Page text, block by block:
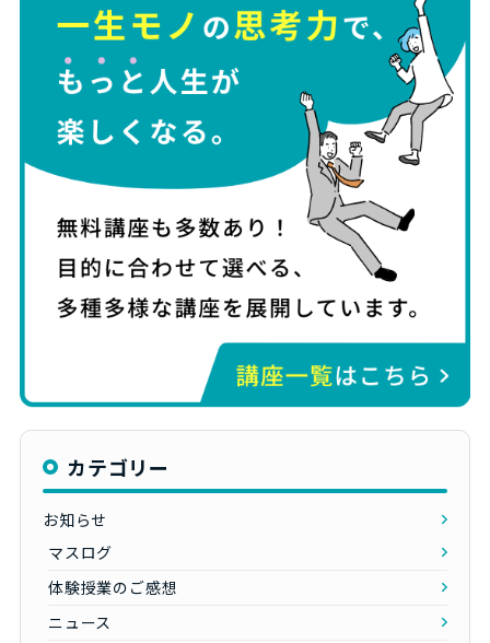
カテゴリー
お知らせ
マスログ
体験授業のご感想
ニュース